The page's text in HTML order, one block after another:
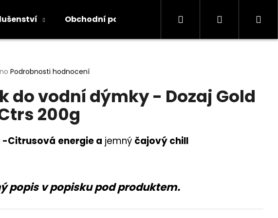
Obchodní podmínky Kontakty Informace
Hledat Přihlášení
Podrobnosti hodnocení
do vodní dýmky - Dozaj Gold
200g
-Citrusová energie a jemný čajový chill
popis v popisku pod produktem.